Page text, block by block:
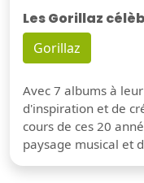
Les Gorillaz
Gorillaz
Avec 7 albums à
d'inspiration et de
cours de ces 20
paysage musical et